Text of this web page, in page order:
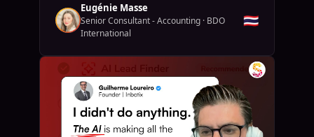
Eugénie Masse
Senior Consultant - Accounting · BDO
International
🇹🇭